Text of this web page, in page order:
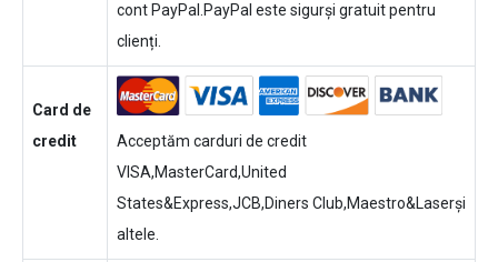
cont PayPal.PayPal este sigurși gratuit pentru
clienți.
Card de
credit
Acceptăm carduri de credit
VISA,MasterCard,United
States&Express,JCB,Diners Club,Maestro&Laserși
altele.